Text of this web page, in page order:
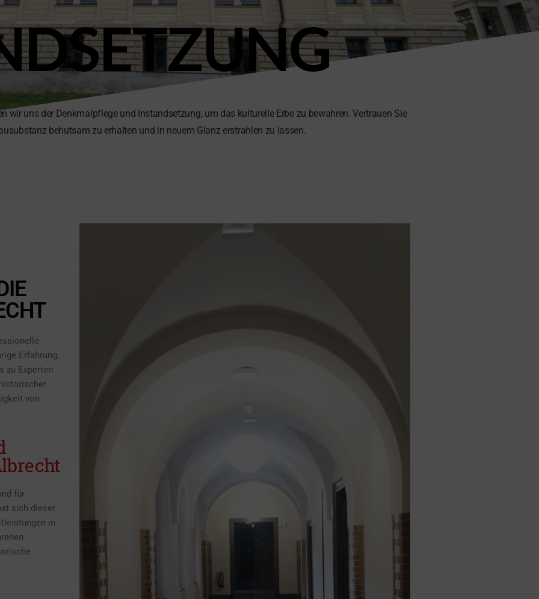
uns der Denkmalpflege und Instandsetzung, um das kulturelle Erbe zu bewahren. Vertrauen Sie
behutsam zu erhalten und in neuem Glanz erstrahlen zu lassen.
Erfahrung,
zu Experten
von
für
sich dieser
in